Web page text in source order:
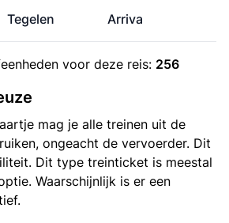
Tegelen Arriva
voor deze reis: 256
mag je alle treinen uit de
ongeacht de vervoerder. Dit
Dit type treinticket is meestal
Waarschijnlijk is er een